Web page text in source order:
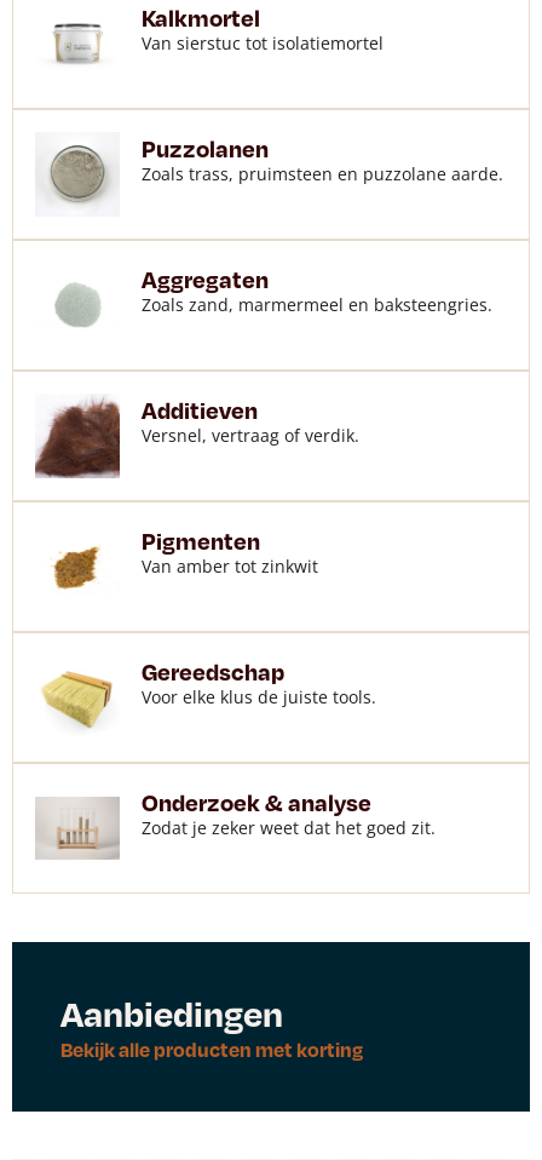
Kalkmortel
Van sierstuc tot isolatiemortel
Puzzolanen
Zoals trass, pruimsteen en puzzolane aarde.
Aggregaten
Zoals zand, marmermeel en baksteengries.
Additieven
Versnel, vertraag of verdik.
Pigmenten
Van amber tot zinkwit
Gereedschap
Voor elke klus de juiste tools.
Onderzoek & analyse
Zodat je zeker weet dat het goed zit.
Aanbiedingen
Bekijk alle producten met korting